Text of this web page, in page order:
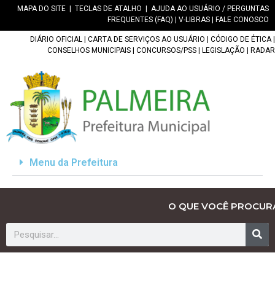
MAPA DO SITE TECLAS DE ATALHO
AJUDA AO USUÁRIO / PERGUNTAS
FREQUENTES (FAQ)
V-LIBRAS FALE CONOSCO
DIÁRIO OFICIAL CARTA DE SERVIÇOS AO USUÁRIO CÓDIGO DE ÉTICA|
CONSELHOS MUNICIPAIS
CONCURSOS/PSS LEGISLAÇÃO RADAR
Menu da Prefeitura
O QUE VOCÊ